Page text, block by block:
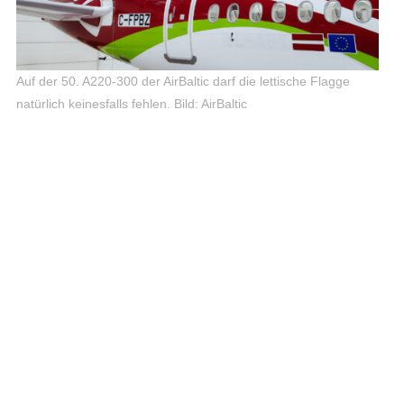
Auf der 50. A220-300 der AirBaltic darf die lettische Flagge
natürlich keinesfalls fehlen.
Bild: AirBaltic